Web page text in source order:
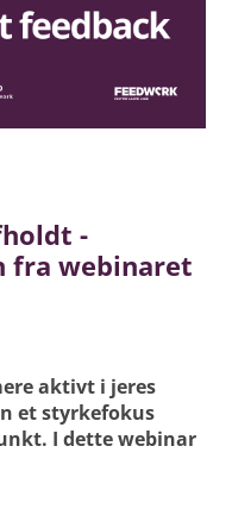
-
fra webinaret
aktivt i jeres
et styrkefokus
I dette webinar